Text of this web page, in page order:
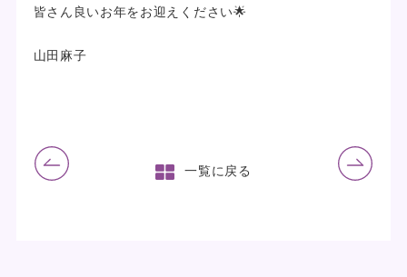
皆さん良いお年をお迎えください🌟
山田麻子
一覧に戻る